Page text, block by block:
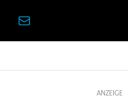
ANZEIGE